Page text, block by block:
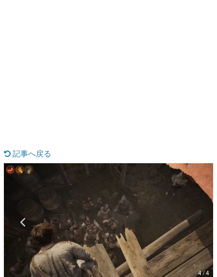
マンガ
女性向け
アプリレビュー
その他
電ファミニコゲーマーとは？
運営：株式会社マレ
記事へ戻る
4 / 4